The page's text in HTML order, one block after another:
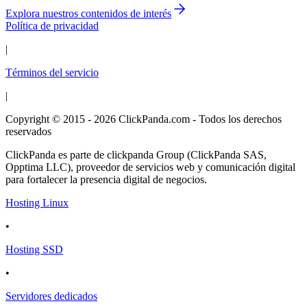
Explora nuestros contenidos de interés
Política de privacidad
|
Términos del servicio
|
Copyright © 2015 - 2026 ClickPanda.com - Todos los derechos
reservados
ClickPanda es parte de clickpanda Group (ClickPanda SAS,
Opptima LLC), proveedor de servicios web y comunicación digital
para fortalecer la presencia digital de negocios.
Hosting Linux
•
Hosting SSD
•
Servidores dedicados